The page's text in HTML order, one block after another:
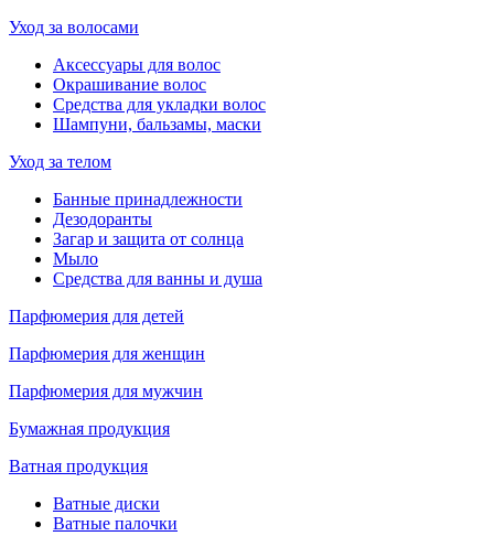
Уход за волосами
Аксессуары для волос
Окрашивание волос
Средства для укладки волос
Шампуни, бальзамы, маски
Уход за телом
Банные принадлежности
Дезодоранты
Загар и защита от солнца
Мыло
Средства для ванны и душа
Парфюмерия для детей
Парфюмерия для женщин
Парфюмерия для мужчин
Бумажная продукция
Ватная продукция
Ватные диски
Ватные палочки